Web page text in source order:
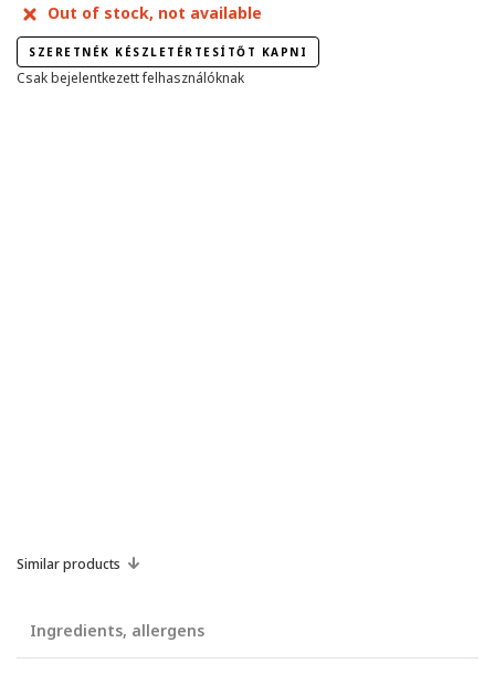
Out of stock, not available
SZERETNÉK KÉSZLETÉRTESÍTŐT KAPNI
Csak bejelentkezett felhasználóknak
Similar products
Ingredients, allergens